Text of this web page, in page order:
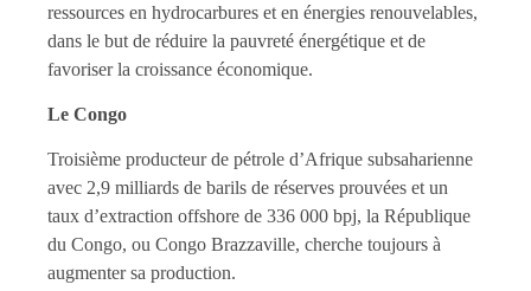
ressources en hydrocarbures et en énergies renouvelables,
dans le but de réduire la pauvreté énergétique et de
favoriser la croissance économique.
Le Congo
Troisième producteur de pétrole d’Afrique subsaharienne
avec 2,9 milliards de barils de réserves prouvées et un
taux d’extraction offshore de 336 000 bpj, la République
du Congo, ou Congo Brazzaville, cherche toujours à
augmenter sa production.